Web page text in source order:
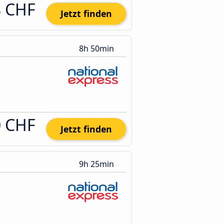
Jetzt finden
8h 50min
Jetzt finden
9h 25min